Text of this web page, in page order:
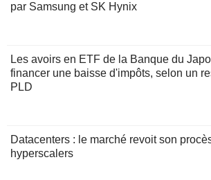
par Samsung et SK Hynix
Les avoirs en ETF de la Banque du
financer une baisse d'impôts, selon un
PLD
Datacenters : le marché revoit son
hyperscalers